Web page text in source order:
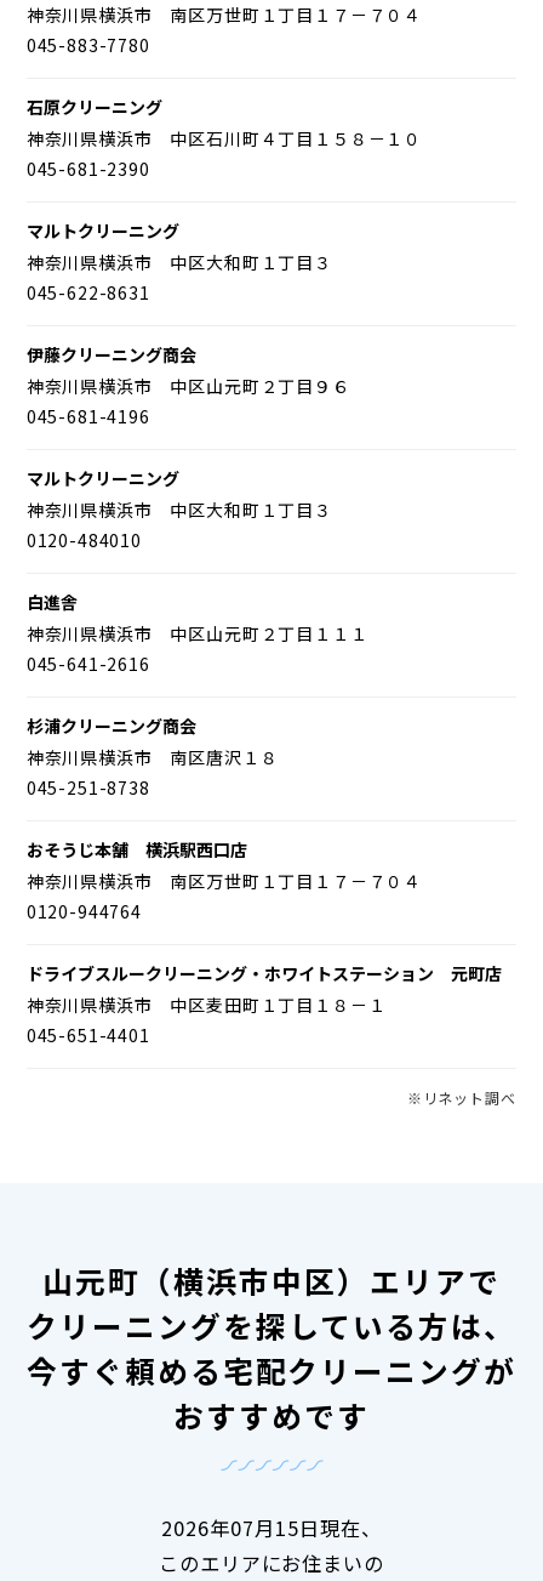
神奈川県横浜市 南区万世町１丁目１７－７０４
045-883-7780
石原クリーニング
神奈川県横浜市 中区石川町４丁目１５８－１０
045-681-2390
マルトクリーニング
神奈川県横浜市 中区大和町１丁目３
045-622-8631
伊藤クリーニング商会
神奈川県横浜市 中区山元町２丁目９６
045-681-4196
マルトクリーニング
神奈川県横浜市 中区大和町１丁目３
0120-484010
白進舎
神奈川県横浜市 中区山元町２丁目１１１
045-641-2616
杉浦クリーニング商会
神奈川県横浜市 南区唐沢１８
045-251-8738
おそうじ本舗 横浜駅西口店
神奈川県横浜市 南区万世町１丁目１７－７０４
0120-944764
ドライブスルークリーニング・ホワイトステーション 元町店
神奈川県横浜市 中区麦田町１丁目１８－１
045-651-4401
※リネット調べ
山元町（横浜市中区）エリアで
クリーニングを探している方は、
今すぐ頼める宅配クリーニングが
おすすめです
2026年07月15日現在、
このエリアにお住まいの